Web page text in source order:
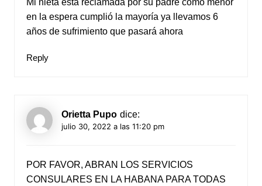
Mi nieta está reclamada por su padre como menor
en la espera cumplió la mayoría ya llevamos 6
años de sufrimiento que pasará ahora
Reply
Orietta Pupo dice:
julio 30, 2022 a las 11:20 pm
POR FAVOR, ABRAN LOS SERVICIOS
CONSULARES EN LA HABANA PARA TODAS